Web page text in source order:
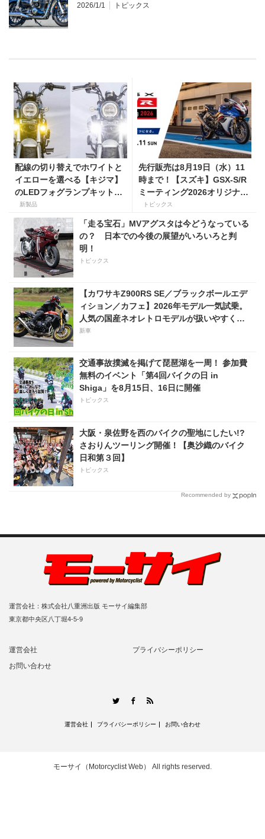
2026/1/1 トピックス
配線の切り替えでホワイトと
イエローを選べる【キジマ】
のLEDフォグランプキットに
ホンダ ダックス／グロム用が
登場
新製品
先行販売は8月19日（水）11
時まで！【スズキ】GSX-S/R
ミーティング2026オリジナル
グッズを手に入れよう！
トピックス
「走る宝石」MVアグスタは今どうなっている
の？ 日本での今後の展望がいろいろと判
明！
トピックス
【カワサキZ900RS SE／ブラックボールエデ
ィション／カフェ】2026年モデル一気試乗。
人気の国産ネオレトロモデルが扱いやすく上
質に進化！
新車
交通事故撲滅を掲げて琵琶湖を一周！ 参加費
無料のイベント「第4回バイクの日 in
Shiga」を8月15日、16日に開催
トピックス
大阪・泉佐野を西のバイクの聖地にしたい!?
さおりんツーリング開催！【奥沙織のバイク
日和第３回】
トピックス
Recommended by
運営会社：株式会社八重洲出版 モーサイ編集部
東京都中央区八丁堀4-5-9
運営会社
プライバシーポリシー
お問い合わせ
TwitterFacebook
運営会社 プライバシーポリシー お問い合わせ
モーサイ（Motorcyclist Web） All rights reserved.